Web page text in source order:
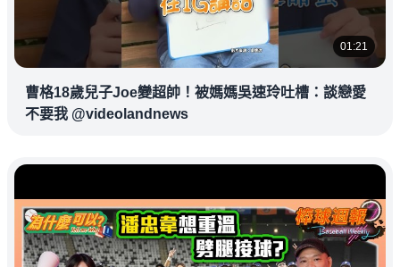
01:21
曹格18歲兒子Joe變超帥！被媽媽吳速玲吐槽：談戀愛
不要我 @videolandnews